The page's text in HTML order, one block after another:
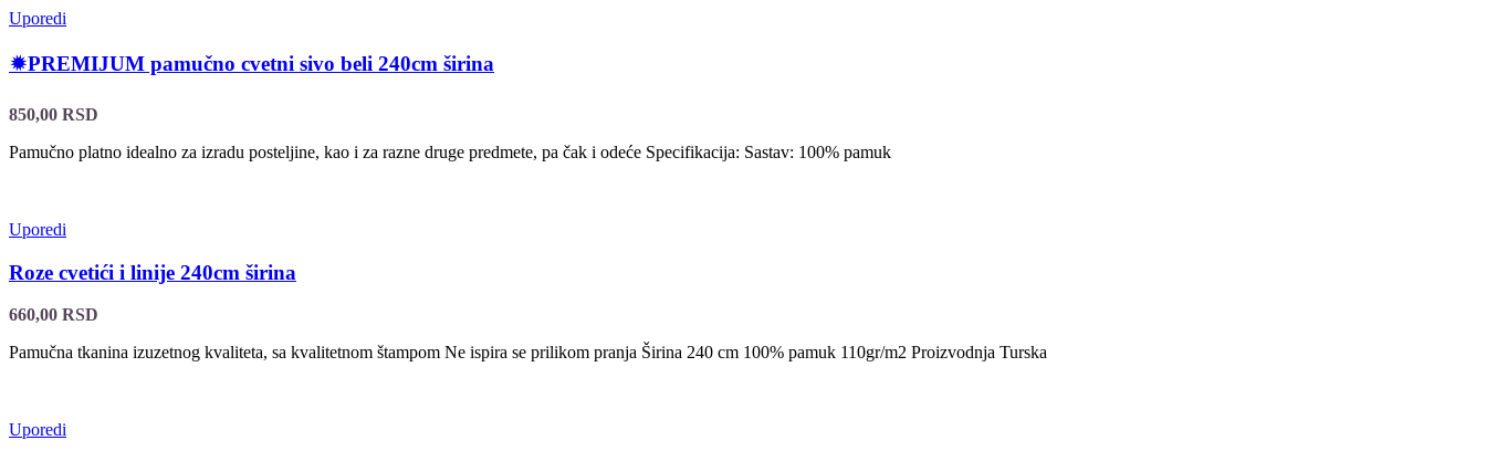
Uporedi
🟒PREMIJUM pamučno cvetni sivo beli 240cm širina
850,00 RSD
Pamučno platno idealno za izradu posteljine, kao i za razne druge predmete, pa čak i odeće Specifikacija: Sastav: 100% pamuk
Uporedi
Roze cvetići i linije 240cm širina
660,00 RSD
Pamučna tkanina izuzetnog kvaliteta, sa kvalitetnom štampom Ne ispira se prilikom pranja Širina 240 cm 100% pamuk 110gr/m2 Proizvodnja Turska
Uporedi